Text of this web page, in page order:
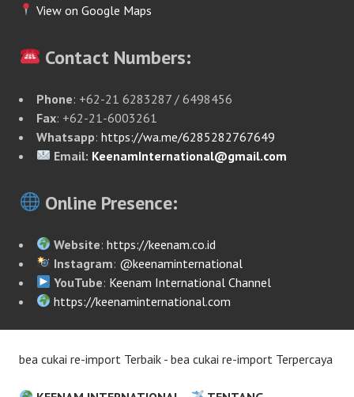
View on Google Maps
Contact Numbers:
Phone: +62-21 6283287 / 6498456
Fax: +62-21-6003261
Whatsapp: https://wa.me/6285282767649
Email: KeenamInternational@gmail.com
Online Presence:
Website:https://keenam.co.id
Instagram: @keenaminternational
YouTube: Keenam International Channel
https://keenaminternational.com
bea cukai re-import Terbaik - bea cukai re-import Terpercaya